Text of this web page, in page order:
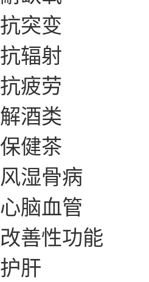
抗突变
抗辐射
抗疲劳
解酒类
保健茶
风湿骨病
心脑血管
改善性功能
护肝